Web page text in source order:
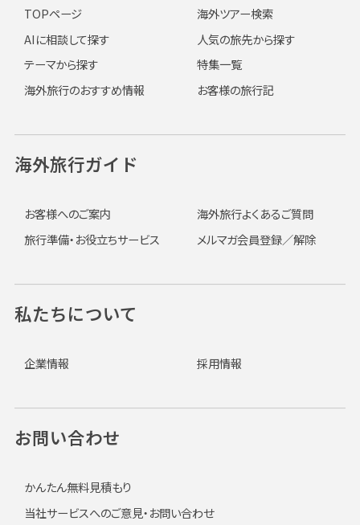
TOPページ
海外ツアー検索
AIに相談して探す
人気の旅先から探す
テーマから探す
特集一覧
海外旅行のおすすめ情報
お客様の旅行記
海外旅行ガイド
お客様へのご案内
海外旅行よくあるご質問
旅行準備・お役立ちサービス
メルマガ会員登録／解除
私たちについて
企業情報 採用情報
お問い合わせ
かんたん無料見積もり
当社サービスへのご意見・お問い合わせ